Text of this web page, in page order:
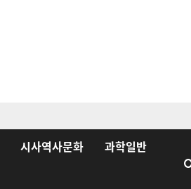
시사역사문화 과학일반